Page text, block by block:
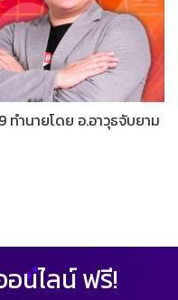
ทำนายโดย อ.อาวุธจับยาม
นไลน์ ฟรี!